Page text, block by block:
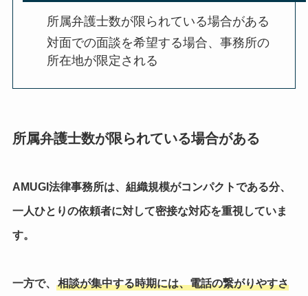
所属弁護士数が限られている場合がある
対面での面談を希望する場合、事務所の
所在地が限定される
所属弁護士数が限られている場合がある
AMUGI法律事務所は、組織規模がコンパクトである分、
一人ひとりの依頼者に対して密接な対応を重視していま
す。
一方で、 相談が集中する時期には、電話の繋がりやすさ